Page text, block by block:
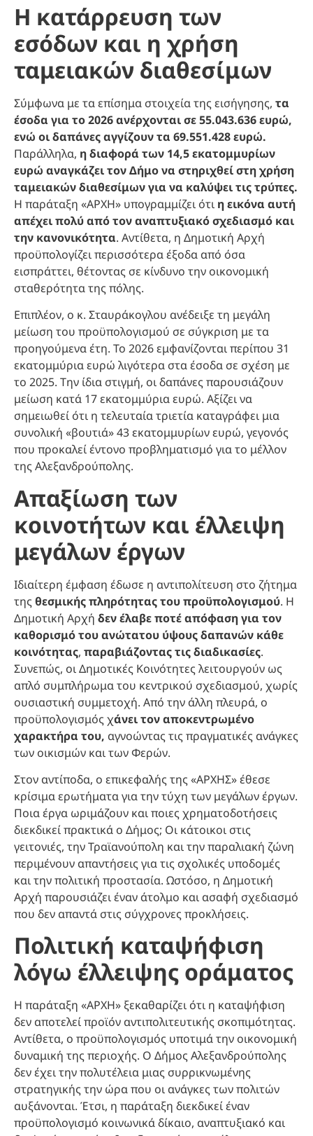
Η κατάρρευση των
εσόδων και η χρήση
ταμειακών διαθεσίμων
Σύμφωνα με τα επίσημα στοιχεία της εισήγησης, τα
έσοδα για το 2026 ανέρχονται σε 55.043.636 ευρώ,
ενώ οι δαπάνες αγγίζουν τα 69.551.428 ευρώ.
Παράλληλα, η διαφορά των 14,5 εκατομμυρίων
ευρώ αναγκάζει τον Δήμο να στηριχθεί στη χρήση
ταμειακών διαθεσίμων για να καλύψει τις τρύπες.
Η παράταξη «ΑΡΧΗ» υπογραμμίζει ότι η εικόνα αυτή
απέχει πολύ από τον αναπτυξιακό σχεδιασμό και
την κανονικότητα. Αντίθετα, η Δημοτική Αρχή
προϋπολογίζει περισσότερα έξοδα από όσα
εισπράττει, θέτοντας σε κίνδυνο την οικονομική
σταθερότητα της πόλης.
Επιπλέον, ο κ. Σταυράκογλου ανέδειξε τη μεγάλη
μείωση του προϋπολογισμού σε σύγκριση με τα
προηγούμενα έτη. Το 2026 εμφανίζονται περίπου 31
εκατομμύρια ευρώ λιγότερα στα έσοδα σε σχέση με
το 2025. Την ίδια στιγμή, οι δαπάνες παρουσιάζουν
μείωση κατά 17 εκατομμύρια ευρώ. Αξίζει να
σημειωθεί ότι η τελευταία τριετία καταγράφει μια
συνολική «βουτιά» 43 εκατομμυρίων ευρώ, γεγονός
που προκαλεί έντονο προβληματισμό για το μέλλον
της Αλεξανδρούπολης.
Απαξίωση των
κοινοτήτων και έλλειψη
μεγάλων έργων
Ιδιαίτερη έμφαση έδωσε η αντιπολίτευση στο ζήτημα
της θεσμικής πληρότητας του προϋπολογισμού. Η
Δημοτική Αρχή δεν έλαβε ποτέ απόφαση για τον
καθορισμό του ανώτατου ύψους δαπανών κάθε
κοινότητας, παραβιάζοντας τις διαδικασίες.
Συνεπώς, οι Δημοτικές Κοινότητες λειτουργούν ως
απλό συμπλήρωμα του κεντρικού σχεδιασμού, χωρίς
ουσιαστική συμμετοχή. Από την άλλη πλευρά, ο
προϋπολογισμός χάνει τον αποκεντρωμένο
χαρακτήρα του, αγνοώντας τις πραγματικές ανάγκες
των οικισμών και των Φερών.
Στον αντίποδα, ο επικεφαλής της «ΑΡΧΗΣ» έθεσε
κρίσιμα ερωτήματα για την τύχη των μεγάλων έργων.
Ποια έργα ωριμάζουν και ποιες χρηματοδοτήσεις
διεκδικεί πρακτικά ο Δήμος; Οι κάτοικοι στις
γειτονιές, την Τραϊανούπολη και την παραλιακή ζώνη
περιμένουν απαντήσεις για τις σχολικές υποδομές
και την πολιτική προστασία. Ωστόσο, η Δημοτική
Αρχή παρουσιάζει έναν άτολμο και ασαφή σχεδιασμό
που δεν απαντά στις σύγχρονες προκλήσεις.
Πολιτική καταψήφιση
λόγω έλλειψης οράματος
Η παράταξη «ΑΡΧΗ» ξεκαθαρίζει ότι η καταψήφιση
δεν αποτελεί προϊόν αντιπολιτευτικής σκοπιμότητας.
Αντίθετα, ο προϋπολογισμός υποτιμά την οικονομική
δυναμική της περιοχής. Ο Δήμος Αλεξανδρούπολης
δεν έχει την πολυτέλεια μιας συρρικνωμένης
στρατηγικής την ώρα που οι ανάγκες των πολιτών
αυξάνονται. Έτσι, η παράταξη διεκδικεί έναν
προϋπολογισμό κοινωνικά δίκαιο, αναπτυξιακό και